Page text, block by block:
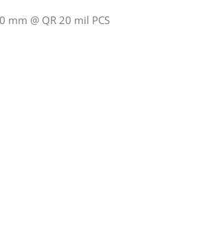
mm @ QR 20 mil PCS